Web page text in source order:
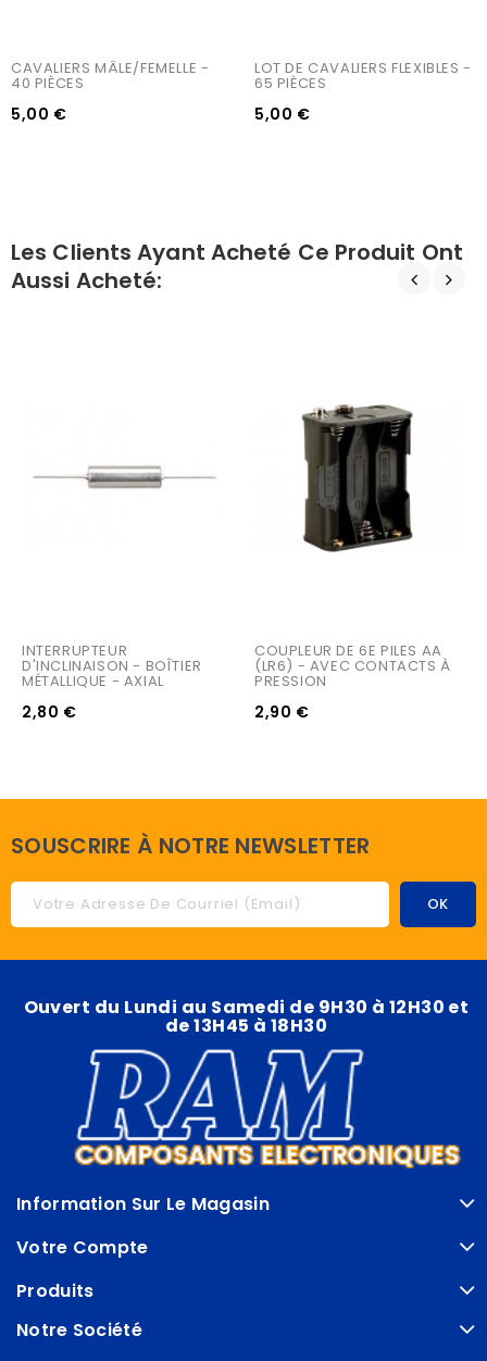
CAVALIERS MÂLE/FEMELLE -
40 PIÈCES
5,00 €
LOT DE CAVALIERS FLEXIBLES -
65 PIÈCES
5,00 €
Les Clients Ayant Acheté Ce Produit Ont
Aussi Acheté:
INTERRUPTEUR
D'INCLINAISON - BOÎTIER
MÉTALLIQUE - AXIAL
2,80 €
COUPLEUR DE 6E PILES AA
(LR6) - AVEC CONTACTS À
PRESSION
2,90 €
SOUSCRIRE À NOTRE NEWSLETTER
Ouvert du Lundi au Samedi de 9H30 à 12H30 et
de 13H45 à 18H30
Information Sur Le Magasin
Votre Compte
Produits
Notre Société